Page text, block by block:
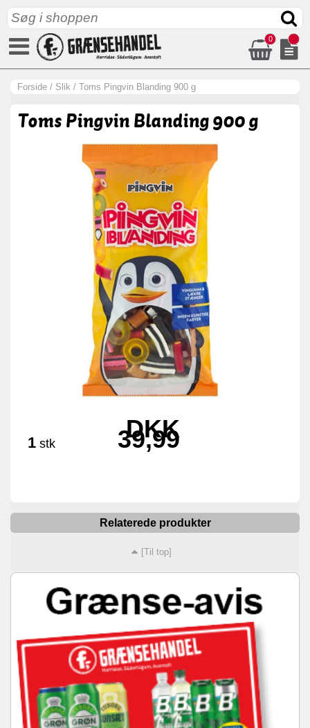
0
Forside / Slik / Toms Pingvin Blanding 900 g
Toms Pingvin Blanding 900 g
1 stk
DKK
39,99
Relaterede produkter
[Til top]